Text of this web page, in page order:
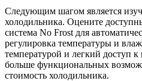
Следующим шагом является
холодильника. Оцените
система No Frost для
регулировка температуры и
температурой и легкий доступ
больше функциональных
стоимость холодильника.